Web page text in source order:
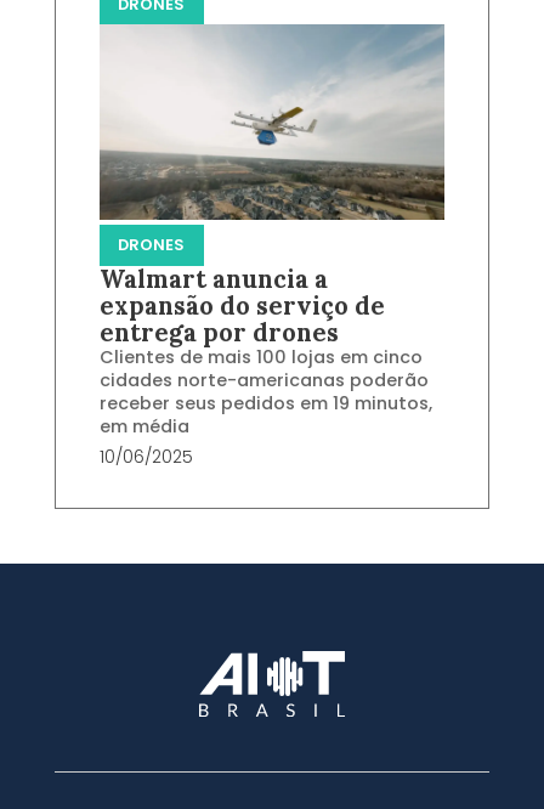
DRONES
Walmart anuncia a
expansão do serviço de
entrega por drones
Clientes de mais 100 lojas em cinco
cidades norte-americanas poderão
receber seus pedidos em 19 minutos,
em média
10/06/2025